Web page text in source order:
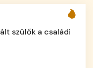
szülők a családi